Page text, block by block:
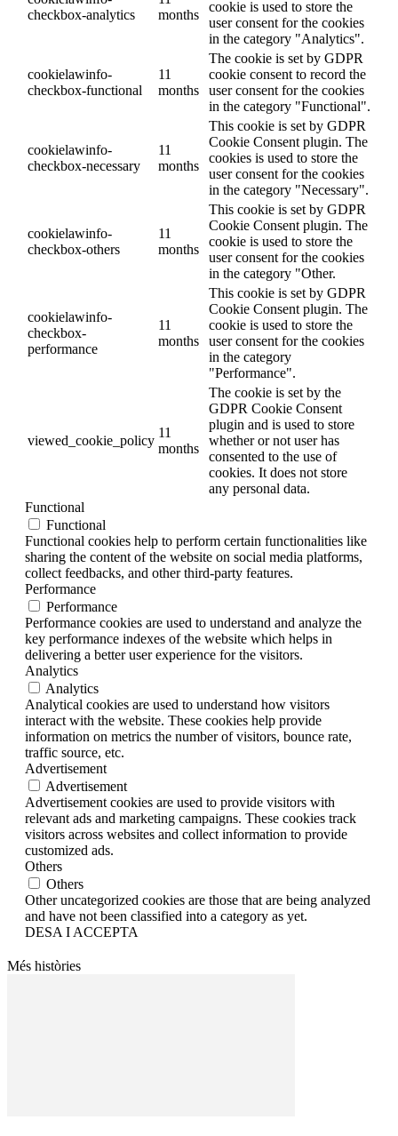
checkbox-analytics
months
cookie is used to store the
user consent for the cookies
in the category "Analytics".
cookielawinfo-
checkbox-functional
11
months
The cookie is set by GDPR
cookie consent to record the
user consent for the cookies
in the category "Functional".
cookielawinfo-
checkbox-necessary
11
months
This cookie is set by GDPR
Cookie Consent plugin. The
cookies is used to store the
user consent for the cookies
in the category "Necessary".
cookielawinfo-
checkbox-others
11
months
This cookie is set by GDPR
Cookie Consent plugin. The
cookie is used to store the
user consent for the cookies
in the category "Other.
cookielawinfo-
checkbox-
performance
11
months
This cookie is set by GDPR
Cookie Consent plugin. The
cookie is used to store the
user consent for the cookies
in the category
"Performance".
viewed_cookie_policy
11
months
The cookie is set by the
GDPR Cookie Consent
plugin and is used to store
whether or not user has
consented to the use of
cookies. It does not store
any personal data.
Functional
Functional
Functional cookies help to perform certain functionalities like
sharing the content of the website on social media platforms,
collect feedbacks, and other third-party features.
Performance
Performance
Performance cookies are used to understand and analyze the
key performance indexes of the website which helps in
delivering a better user experience for the visitors.
Analytics
Analytics
Analytical cookies are used to understand how visitors
interact with the website. These cookies help provide
information on metrics the number of visitors, bounce rate,
traffic source, etc.
Advertisement
Advertisement
Advertisement cookies are used to provide visitors with
relevant ads and marketing campaigns. These cookies track
visitors across websites and collect information to provide
customized ads.
Others
Others
Other uncategorized cookies are those that are being analyzed
and have not been classified into a category as yet.
DESA I ACCEPTA
Més històries